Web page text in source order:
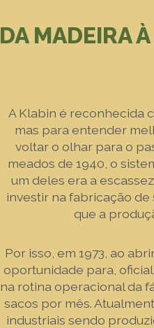
DA MADEIRA
A Klabin é reconhecida
mas para entender
voltar o olhar para o
meados de 1940, o
um deles era a
investir na fabricação de
que a
Por isso, em 1973, ao
oportunidade para,
na rotina operacional da
sacos por mês.
industriais sendo